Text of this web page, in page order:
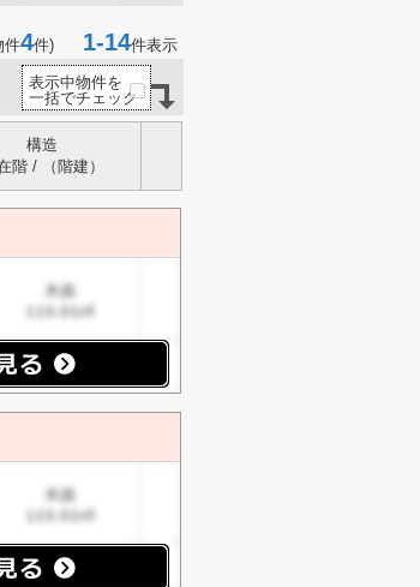
件4件) 1-14件表示
表示中物件を
一括でチェック
構造
階 / （階建）